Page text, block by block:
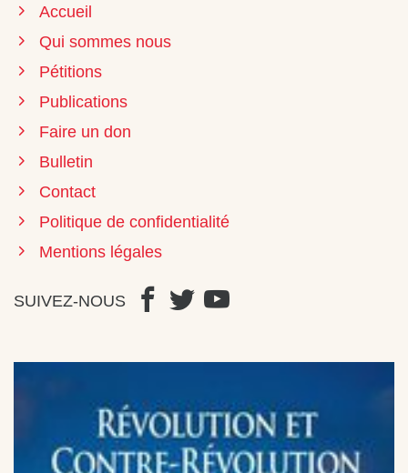
Accueil
Qui sommes nous
Pétitions
Publications
Faire un don
Bulletin
Contact
Politique de confidentialité
Mentions légales
SUIVEZ-NOUS